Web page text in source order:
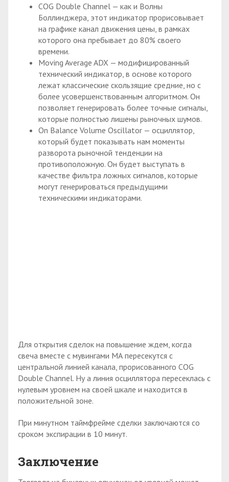
COG Double Channel — как и Волны
Боллинджера, этот индикатор прорисовывает
на графике канал движения цены, в рамках
которого она пребывает до 80% своего
времени.
Moving Average ADX — модифицированный
технический индикатор, в основе которого
лежат классические скользящие средние, но с
более усовершенствованным алгоритмом. Он
позволяет генерировать более точные сигналы,
которые полностью лишены рыночных шумов.
On Balance Volume Oscillator — осциллятор,
который будет показывать нам моменты
разворота рыночной тенденции на
противоположную. Он будет выступать в
качестве фильтра ложных сигналов, которые
могут генерироваться предыдущими
техническими индикаторами.
Для открытия сделок на повышение ждем, когда
свеча вместе с мувингами МА пересекутся с
центральной линией канала, прорисованного COG
Double Channel. Ну а линия осциллятора пересеклась с
нулевым уровнем на своей шкале и находится в
положительной зоне.
При минутном таймфрейме сделки заключаются со
сроком экспирации в 10 минут.
Заключение